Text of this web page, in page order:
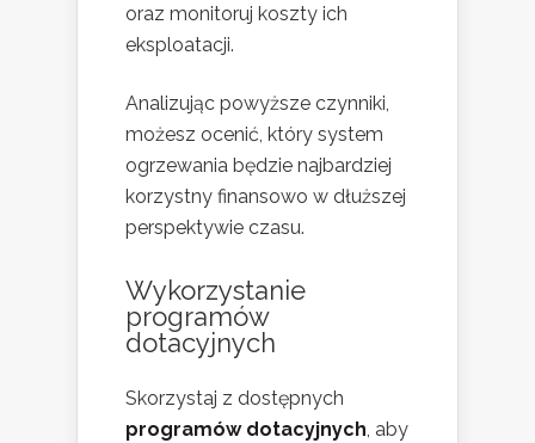
oraz monitoruj koszty ich
eksploatacji.
Analizując powyższe czynniki,
możesz ocenić, który system
ogrzewania będzie najbardziej
korzystny finansowo w dłuższej
perspektywie czasu.
Wykorzystanie
programów
dotacyjnych
Skorzystaj z dostępnych
programów dotacyjnych, aby